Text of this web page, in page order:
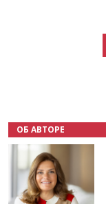
ОБ АВТОРЕ